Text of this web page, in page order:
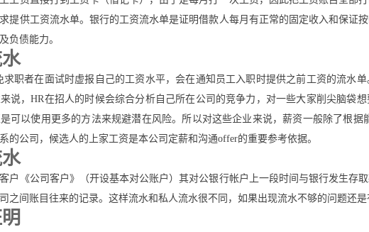
提供工资流水单。银行的工资流水单是证明借款人每月有正常的固定收入和保证
负债能力。
求职者在面试时虚报自己的工资水平，会在通知员工入职时提供之前工资的流水
说，HR在招人的时候会综合分析自己所在公司的竞争力，对一些大家削尖脑袋
可以使用更多的方法来规避潜在风险。所以对这些企业来说，薪资一般除了根据
的公司，候选人的上家工资是本公司定薪和沟通offer的重要参考依据。
户《公司客户》（开设基本对公账户）其对公银行帐户上一段时间与银行发生存
之间账目往来的记录。这样流水和私人流水很不同，如果出现流水不够的问题还是